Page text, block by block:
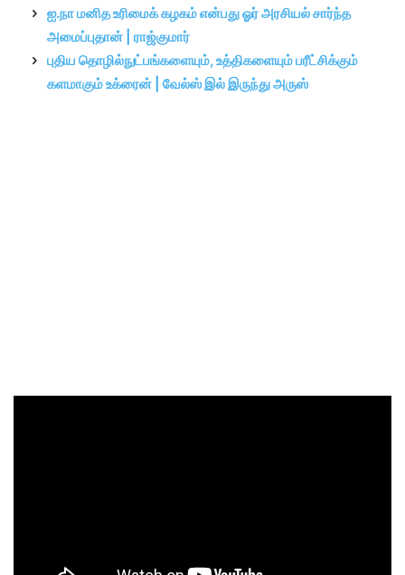
ஐ.நா மனித உரிமைக் கழகம் என்பது ஓர் அரசியல் சார்ந்த
அமைப்புதான் | ராஜ்குமார்
புதிய தொழில்நுட்பங்களையும், உத்திகளையும் பரீட்சிக்கும்
களமாகும் உக்ரைன் | வேல்ஸ் இல் இருந்து அருஸ்